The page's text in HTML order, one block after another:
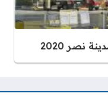
نصر 2020